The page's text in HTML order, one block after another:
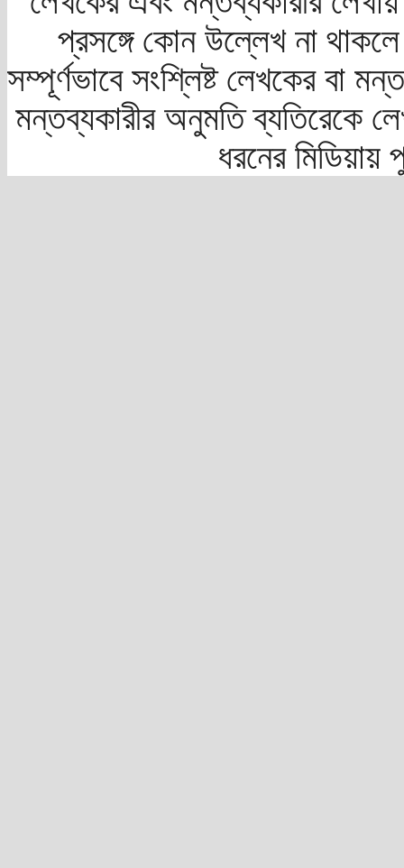
প্রসঙ্গে কোন উল্লেখ না
সম্পূর্ণভাবে সংশ্লিষ্ট লেখকের বা
মন্তব্যকারীর অনুমতি ব্যতিরেকে
ধরনের মিডিয়ায়